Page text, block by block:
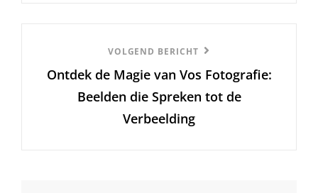
Bericht
VOLGEND BERICHT
Ontdek de Magie van Vos Fotografie:
Beelden die Spreken tot de
Verbeelding